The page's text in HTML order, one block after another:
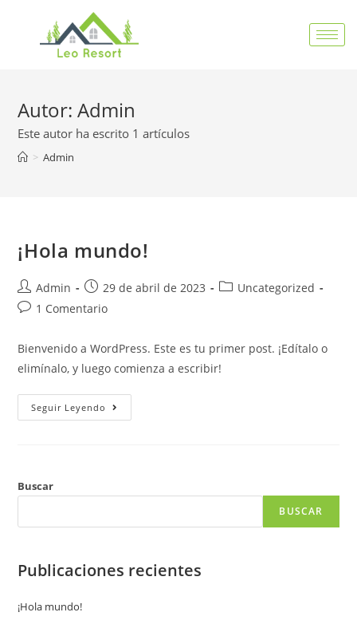
Autor:Admin
Este autor ha escrito 1 artículos
> Admin
¡Hola mundo!
Admin 29 de abril de 2023
Uncategorized
1 Comentario
Bienvenido a WordPress. Este es tu primer post. ¡Edítalo o
elimínalo, y luego comienza a escribir!
Seguir Leyendo
Buscar
BUSCAR
Publicaciones recientes
¡Hola mundo!